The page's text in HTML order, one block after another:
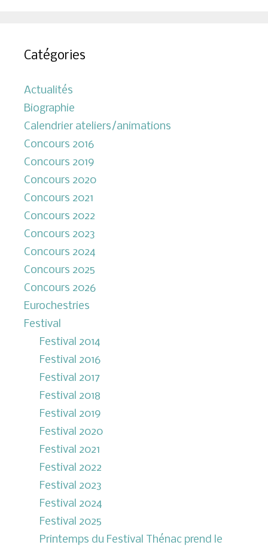
Catégories
Actualités
Biographie
Calendrier ateliers/animations
Concours 2016
Concours 2019
Concours 2020
Concours 2021
Concours 2022
Concours 2023
Concours 2024
Concours 2025
Concours 2026
Eurochestries
Festival
Festival 2014
Festival 2016
Festival 2017
Festival 2018
Festival 2019
Festival 2020
Festival 2021
Festival 2022
Festival 2023
Festival 2024
Festival 2025
Printemps du Festival Thénac prend le